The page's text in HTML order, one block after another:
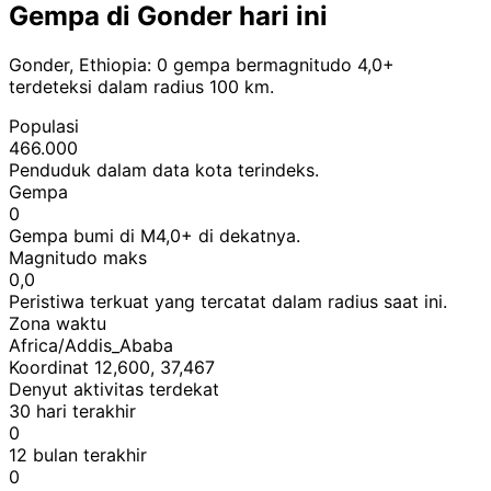
Gempa di Gonder hari ini
Gonder, Ethiopia: 0 gempa bermagnitudo 4,0+
terdeteksi dalam radius 100 km.
Populasi
466.000
Penduduk dalam data kota terindeks.
Gempa
0
Gempa bumi di M4,0+ di dekatnya.
Magnitudo maks
0,0
Peristiwa terkuat yang tercatat dalam radius saat ini.
Zona waktu
Africa/Addis_Ababa
Koordinat 12,600, 37,467
Denyut aktivitas terdekat
30 hari terakhir
0
12 bulan terakhir
0